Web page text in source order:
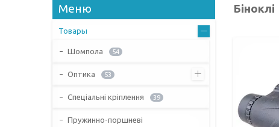
Біноклі
Товары
Шомпола 54
Оптика 53
Спеціальні кріплення 39
Пружинно-поршневі